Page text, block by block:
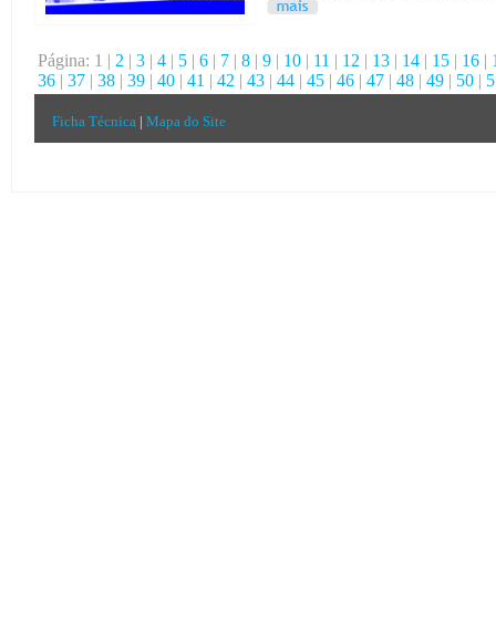
Página: 1 | 2 | 3 | 4 | 5 | 6 | 7 | 8 | 9 | 10 | 11 | 12 | 13 | 14 | 15 | 16 |
36 | 37 | 38 | 39 | 40 | 41 | 42 | 43 | 44 | 45 | 46 | 47 | 48 | 49 | 50 |
Ficha Técnica | Mapa do Site